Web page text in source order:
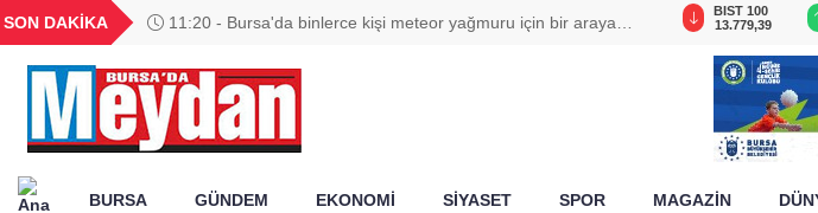
SON DAKİKA
11:20 - Bursa'da binlerce kişi meteor yağmuru için bir araya
GEL
18,2677
16,3788
27,9743
0,0018
6.660,55
BIST 100
13.779,39
BURSA GÜNDEM EKONOMİ SİYASET SPOR MAGAZİN